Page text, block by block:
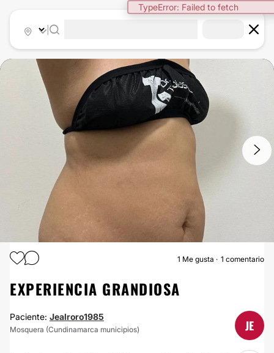
TypeError: Failed to fetch
LIPÓLISIS LÁSER
1 Me gusta 1 comentario
EXPERIENCIA GRANDIOSA
Paciente: Jealroro1985
Mosquera (Cundinamarca municipios) JE